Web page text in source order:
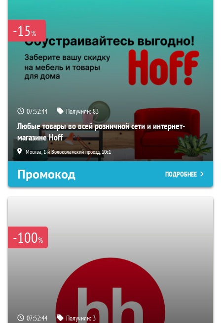
-15%
07:52:43 Получили:83
Любые товары во всей розничной сети и интернет-
магазине Hoff
Москва, 1-й Волоколамский проезд, 10с1
Промокод ПОДРОБНЕЕ
-100%
07:52:43 Получили: 3